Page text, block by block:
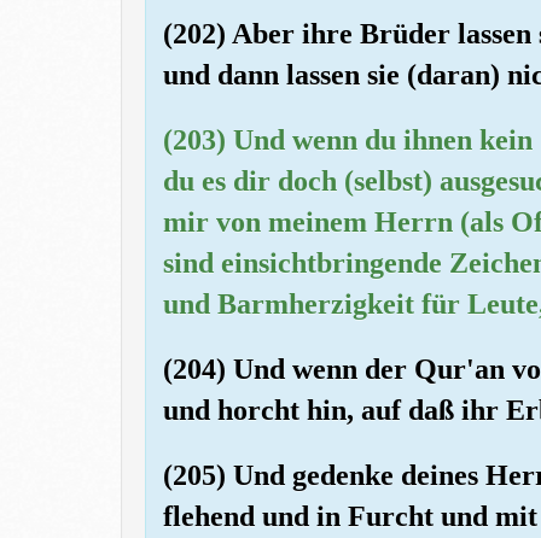
(202) Aber ihre Brüder
und dann lassen sie (daran)
(203) Und wenn du ihnen
du es dir doch (selbst)
mir von meinem Herrn (als
sind einsichtbringende
und Barmherzigkeit für
(204) Und wenn der Qur'an
und horcht hin, auf daß ihr
(205) Und gedenke deines
flehend und in Furcht und